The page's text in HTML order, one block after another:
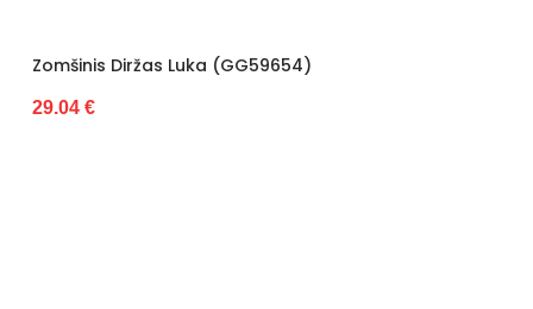
Zomšinis Diržas Luka (GG59654)
29.04 €